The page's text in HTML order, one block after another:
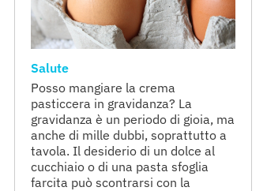
Salute
Posso mangiare la crema
pasticcera in gravidanza? La
gravidanza è un periodo di gioia, ma
anche di mille dubbi, soprattutto a
tavola. Il desiderio di un dolce al
cucchiaio o di una pasta sfoglia
farcita può scontrarsi con la